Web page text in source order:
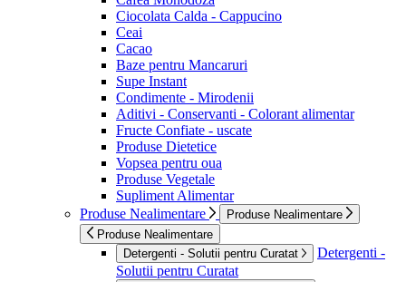
Ciocolata Calda - Cappucino
Ceai
Cacao
Baze pentru Mancaruri
Supe Instant
Condimente - Mirodenii
Aditivi - Conservanti - Colorant alimentar
Fructe Confiate - uscate
Produse Dietetice
Vopsea pentru oua
Produse Vegetale
Supliment Alimentar
Produse Nealimentare
Produse Nealimentare
Produse Nealimentare
Detergenti - Solutii pentru Curatat
Detergenti -
Solutii pentru Curatat